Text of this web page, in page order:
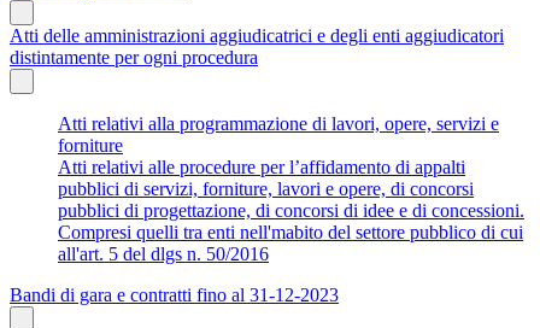
Atti delle amministrazioni aggiudicatrici e degli enti aggiudicatori
distintamente per ogni procedura
Atti relativi alla programmazione di lavori, opere, servizi e
forniture
Atti relativi alle procedure per l’affidamento di appalti
pubblici di servizi, forniture, lavori e opere, di concorsi
pubblici di progettazione, di concorsi di idee e di concessioni.
Compresi quelli tra enti nell'mabito del settore pubblico di cui
all'art. 5 del dlgs n. 50/2016
Bandi di gara e contratti fino al 31-12-2023